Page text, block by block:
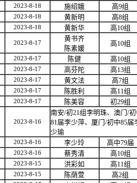
2023-8-18 施绍娥 高9组
2023-8-18 黄新明 高8组
2023-8-18 黄新华 高10组
2023-8-17
黄书齐
陈素媛
高10组
2023-8-17 陈健 高10组
2023-8-17 高芬陀 高13组
2023-8-17 黄文法 高7组
2023-8-17 陈胜利 高11组
2023-8-17 陈美容 初29组
2023-8-16
南安/初21组李明珠、 澳门 /初
81届李少萍、厦门 /初中85届
少瑜
2023-8-16 李少玲 高中79届
2023-8-16 蔡秀清 高10组
2023-8-15 洪彩如 高11组
2023-8-15 陈荫萱 高2组